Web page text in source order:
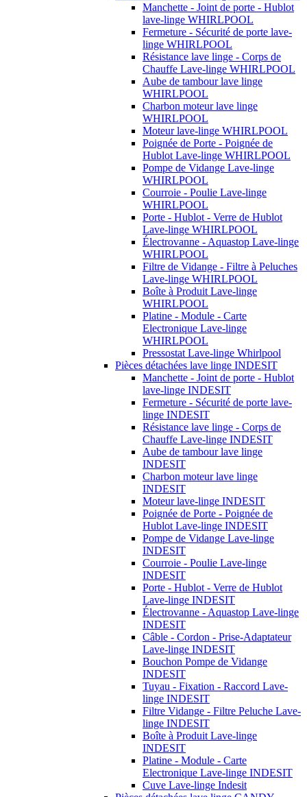
Manchette - Joint de porte - Hublot
lave-linge WHIRLPOOL
Fermeture - Sécurité de porte lave-
linge WHIRLPOOL
Résistance lave linge - Corps de
Chauffe Lave-linge WHIRLPOOL
Aube de tambour lave linge
WHIRLPOOL
Charbon moteur lave linge
WHIRLPOOL
Moteur lave-linge WHIRLPOOL
Poignée de Porte - Poignée de
Hublot Lave-linge WHIRLPOOL
Pompe de Vidange Lave-linge
WHIRLPOOL
Courroie - Poulie Lave-linge
WHIRLPOOL
Porte - Hublot - Verre de Hublot
Lave-linge WHIRLPOOL
Électrovanne - Aquastop Lave-linge
WHIRLPOOL
Filtre de Vidange - Filtre à Peluches
Lave-linge WHIRLPOOL
Boîte à Produit Lave-linge
WHIRLPOOL
Platine - Module - Carte
Electronique Lave-linge
WHIRLPOOL
Pressostat Lave-linge Whirlpool
Pièces détachées lave linge INDESIT
Manchette - Joint de porte - Hublot
lave-linge INDESIT
Fermeture - Sécurité de porte lave-
linge INDESIT
Résistance lave linge - Corps de
Chauffe Lave-linge INDESIT
Aube de tambour lave linge
INDESIT
Charbon moteur lave linge
INDESIT
Moteur lave-linge INDESIT
Poignée de Porte - Poignée de
Hublot Lave-linge INDESIT
Pompe de Vidange Lave-linge
INDESIT
Courroie - Poulie Lave-linge
INDESIT
Porte - Hublot - Verre de Hublot
Lave-linge INDESIT
Électrovanne - Aquastop Lave-linge
INDESIT
Câble - Cordon - Prise-Adaptateur
Lave-linge INDESIT
Bouchon Pompe de Vidange
INDESIT
Tuyau - Fixation - Raccord Lave-
linge INDESIT
Filtre Vidange - Filtre Peluche Lave-
linge INDESIT
Boîte à Produit Lave-linge
INDESIT
Platine - Module - Carte
Electronique Lave-linge INDESIT
Cuve Lave-linge Indesit